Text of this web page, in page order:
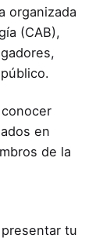
organizada
(CAB),
en
de la
tu